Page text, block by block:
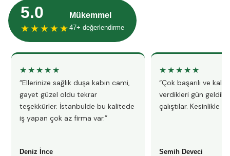
5.0
★★★★★
Mükemmel
47+ değerlendirme
★★★★★
“Ellerinize sağlık duşa kabin cami,
gayet güzel oldu tekrar
teşekkürler. İstanbulde bu kalitede
iş yapan çok az firma var.”
Deniz İnce
★★★★★
“Çok başarılı ve
verdikleri gün
çalıştılar. Kesinlikle
Semih Deveci